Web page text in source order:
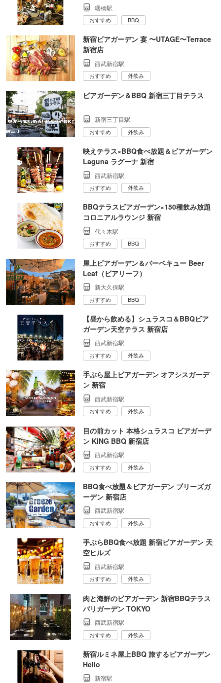
曙橋駅
おすすめ BBQ
新宿ビアガーデン 宴 〜UTAGE〜Terrace
新宿店
西武新宿駅
おすすめ 外飲み
ビアガーデン＆BBQ 新宿三丁目テラス
新宿三丁目駅
おすすめ 外飲み
映えテラス×BBQ食べ放題＆ビアガーデン
Laguna ラグーナ 新宿
西武新宿駅
おすすめ 外飲み
BBQテラスビアガーデン×150種飲み放題
コロニアルラウンジ 新宿
代々木駅
おすすめ BBQ
屋上ビアガーデン＆バーベキュー Beer
Leaf（ビアリーフ）
新大久保駅
おすすめ BBQ
【昼から飲める】シュラスコ＆BBQビア
ガーデン天空テラス 新宿店
西武新宿駅
おすすめ 外飲み
手ぶら屋上ビアガーデン オアシスガーデ
ン 新宿
西武新宿駅
おすすめ 外飲み
目の前カット 本格シュラスコ ビアガーデ
ン KING BBQ 新宿店
西武新宿駅
おすすめ 外飲み
BBQ食べ放題＆ビアガーデン ブリーズガ
ーデン 新宿店
西武新宿駅
おすすめ 外飲み
手ぶらBBQ食べ放題 新宿ビアガーデン 天
空ヒルズ
西武新宿駅
おすすめ 外飲み
肉と海鮮のビアガーデン 新宿BBQテラス
バリガーデン TOKYO
西武新宿駅
おすすめ 外飲み
新宿ルミネ屋上BBQ 旅するビアガーデン
Hello
新宿駅